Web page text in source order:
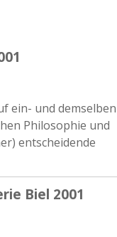
ein- und demselben
Philosophie und
entscheidende
Biel 2001